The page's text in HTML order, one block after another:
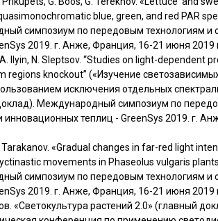
blue, green, and red PAR
симпозиум по передовым технологиям и
2019. г. Анже, Франция, 16-21 июня 2019
A. Ilyin, N. Sleptsov. “Studies on light-dependent
regions knockout” («Изучение
исключения отдельных
Международный симпозиум по
инновационных теплиц - GreenSys 2019. г.
Tarakanov. «Gradual changes in far-red light
movements in Phaseolus vulgaris
симпозиум по передовым технологиям и
2019. г. Анже, Франция, 16-21 июня 2019
«Светокультура растений 2.0» (главный